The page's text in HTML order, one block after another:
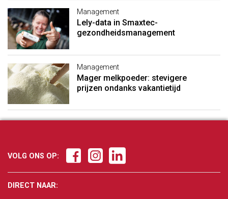
Management
Lely-data in Smaxtec-
gezondheidsmanagement
Management
Mager melkpoeder: stevigere
prijzen ondanks vakantietijd
VOLG ONS OP:
DIRECT NAAR: